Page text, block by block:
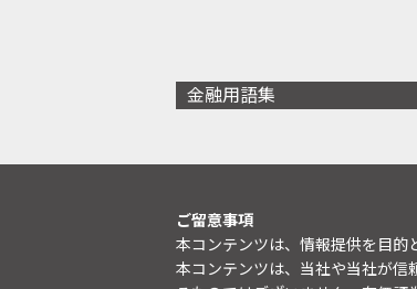
金融用語集
ご留意事項
本コンテンツは、情報提供を目的
本コンテンツは、当社や当社が信